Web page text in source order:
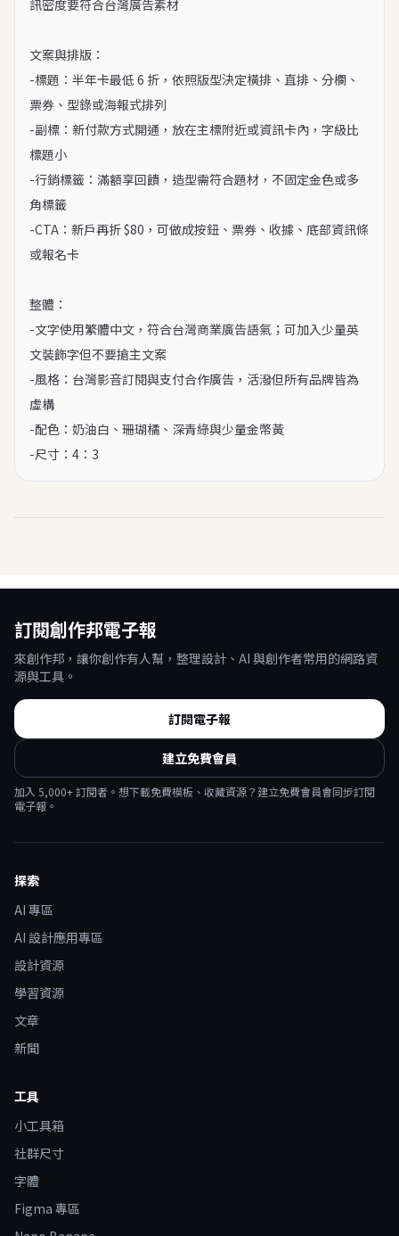
訊密度要符合台灣廣告素材
文案與排版：
-標題：半年卡最低 6 折，依照版型決定橫排、直排、分欄、
票券、型錄或海報式排列
-副標：新付款方式開通，放在主標附近或資訊卡內，字級比
標題小
-行銷標籤：滿額享回饋，造型需符合題材，不固定金色或多
角標籤
-CTA：新戶再折 $80，可做成按鈕、票券、收據、底部資訊條
或報名卡
整體：
-文字使用繁體中文，符合台灣商業廣告語氣；可加入少量英
文裝飾字但不要搶主文案
-風格：台灣影音訂閱與支付合作廣告，活潑但所有品牌皆為
虛構
-配色：奶油白、珊瑚橘、深青綠與少量金幣黃
-尺寸：4：3
訂閱創作邦電子報
來創作邦，讓你創作有人幫，整理設計、AI 與創作者常用的網路資
源與工具。
訂閱電子報
建立免費會員
加入 5,000+ 訂閱者。想下載免費模板、收藏資源？建立免費會員會同步訂閱
電子報。
探索
AI 專區
AI 設計應用專區
設計資源
學習資源
文章
新聞
工具
小工具箱
社群尺寸
字體
Figma 專區